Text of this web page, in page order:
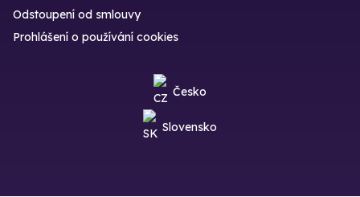
Odstoupení od smlouvy
Prohlášení o používání cookies
Česko
Slovensko